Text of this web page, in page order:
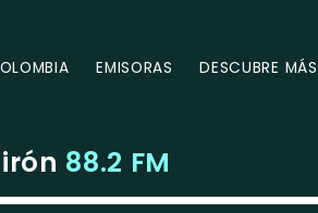
EMISORAS DESCUBRE MÁS
88.2 FM